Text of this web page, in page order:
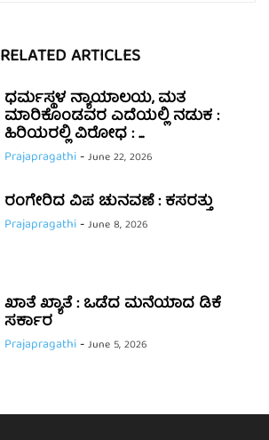
RELATED ARTICLES
ಧರ್ಮಸ್ಥಳ ನ್ಯಾಯಾಲಯ, ಮತ
ಮಾರಿಕೊಂಡವರ ಎದೆಯಲ್ಲಿ ನಡುಕ :
ಹಿರಿಯರಲ್ಲಿ ವಿರೋಧ : ...
Prajapragathi-June 22, 2026
ರಂಗೇರಿದ ವಿಪ ಚುನವಣೆ : ಕಸರತ್ತು
Prajapragathi-June 8, 2026
ಖಾತೆ ಖ್ಯಾತೆ : ಒಡೆದ ಮನೆಯಾದ ಡಿಕೆ
ಸರ್ಕಾರ
Prajapragathi-June 5, 2026